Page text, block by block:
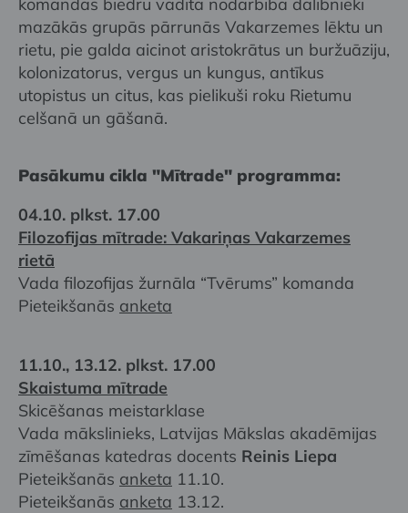
mazākās grupās pārrunās Vakarzemes lēktu un
rietu, pie galda aicinot aristokrātus un buržuāziju,
kolonizatorus, vergus un kungus, antīkus
utopistus un citus, kas pielikuši roku Rietumu
celšanā un gāšanā.
Pasākumu cikla "Mītrade" programma:
04.10. plkst. 17.00
Filozofijas mītrade: Vakariņas Vakarzemes
rietā
Vada filozofijas žurnāla “Tvērums” komanda
Pieteikšanās anketa
11.10., 13.12. plkst. 17.00
Skaistuma mītrade
Skicēšanas meistarklase
Vada mākslinieks, Latvijas Mākslas akadēmijas
zīmēšanas katedras docents Reinis Liepa
Pieteikšanās anketa 11.10.
Pieteikšanās anketa 13.12.